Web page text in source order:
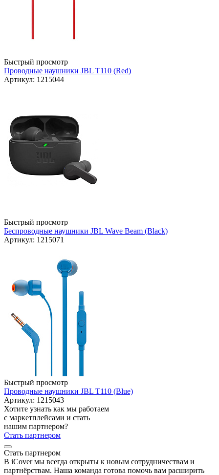
Быстрый просмотр
Проводные наушники JBL T110 (Red)
Артикул: 1215044
Быстрый просмотр
Беспроводные наушники JBL Wave Beam (Black)
Артикул: 1215071
Быстрый просмотр
Проводные наушники JBL T110 (Blue)
Артикул: 1215043
Хотите узнать как мы работаем
с маркетплейсами и стать
нашим партнером?
Стать партнером
Стать партнером
В iCover мы всегда открыты к новым сотрудничествам и
партнёрствам. Наша команда готова помочь вам расширить